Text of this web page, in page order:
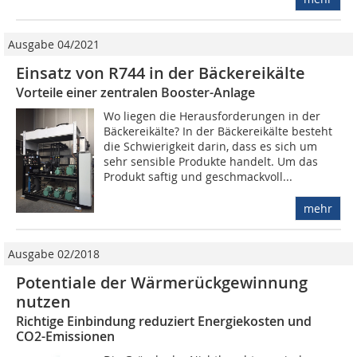
Ausgabe 04/2021
Einsatz von R744 in der Bäckereikälte
Vorteile einer zentralen Booster-Anlage
Wo liegen die Herausforderungen in der
Bäckereikälte? In der Bäckereikälte besteht
die Schwierigkeit darin, dass es sich um
sehr sensible Produkte handelt. Um das
Produkt saftig und geschmackvoll...
mehr
Ausgabe 02/2018
Potentiale der Wärmerückgewinnung
nutzen
Richtige Einbindung reduziert Energiekosten und
CO2-Emissionen